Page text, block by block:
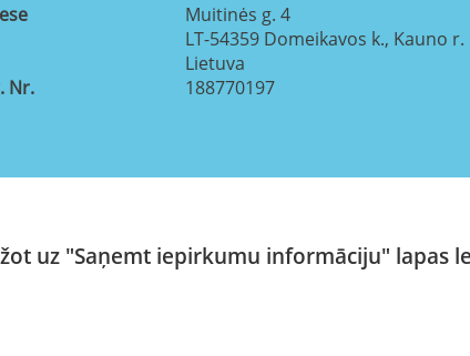
Muitinės g. 4
LT-54359 Domeikavos k., Kauno r.
Lietuva
Nr.
188770197
uz "Saņemt iepirkumu informāciju" lapas